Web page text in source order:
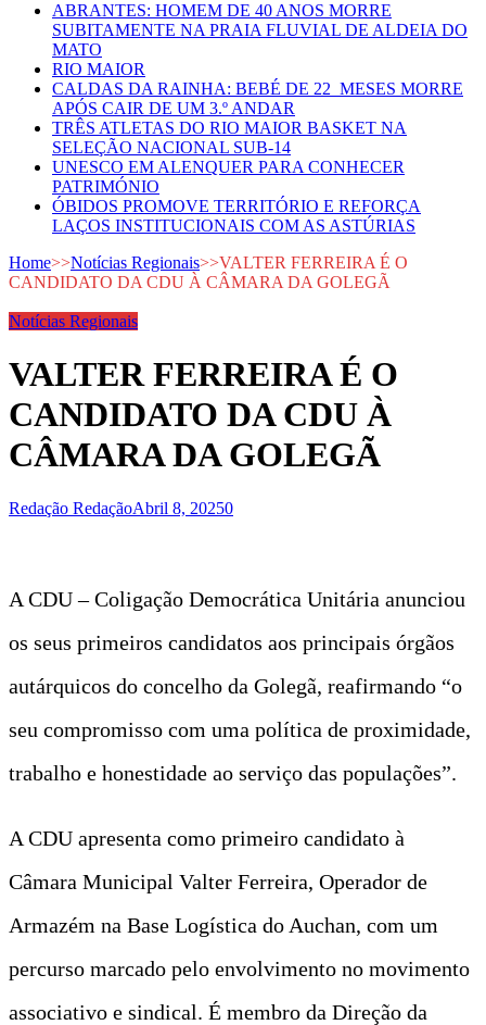
ABRANTES: HOMEM DE 40 ANOS MORRE
SUBITAMENTE NA PRAIA FLUVIAL DE ALDEIA DO
MATO
RIO MAIOR
CALDAS DA RAINHA: BEBÉ DE 22 MESES MORRE
APÓS CAIR DE UM 3.º ANDAR
TRÊS ATLETAS DO RIO MAIOR BASKET NA
SELEÇÃO NACIONAL SUB-14
UNESCO EM ALENQUER PARA CONHECER
PATRIMÓNIO
ÓBIDOS PROMOVE TERRITÓRIO E REFORÇA
LAÇOS INSTITUCIONAIS COM AS ASTÚRIAS
Home>>Notícias Regionais>>VALTER FERREIRA É O
CANDIDATO DA CDU À CÂMARA DA GOLEGÃ
Notícias Regionais
VALTER FERREIRA É O
CANDIDATO DA CDU À
CÂMARA DA GOLEGÃ
Redação RedaçãoAbril 8, 20250
A CDU – Coligação Democrática Unitária anunciou
os seus primeiros candidatos aos principais órgãos
autárquicos do concelho da Golegã, reafirmando “o
seu compromisso com uma política de proximidade,
trabalho e honestidade ao serviço das populações”.
A CDU apresenta como primeiro candidato à
Câmara Municipal Valter Ferreira, Operador de
Armazém na Base Logística do Auchan, com um
percurso marcado pelo envolvimento no movimento
associativo e sindical. É membro da Direção da